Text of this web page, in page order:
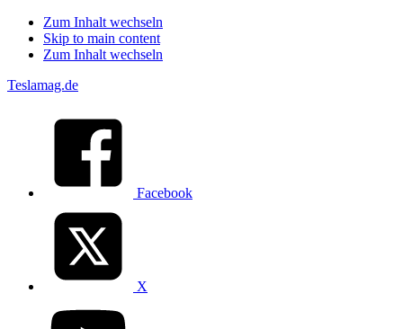
Zum Inhalt wechseln
Skip to main content
Zum Inhalt wechseln
Teslamag.de
Facebook
X